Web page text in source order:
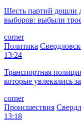
Шесть партий дошли
выборов: выбыли
corner
Политика
13:24
Транспортная
которые увлекались
corner
Происшествия
13:18